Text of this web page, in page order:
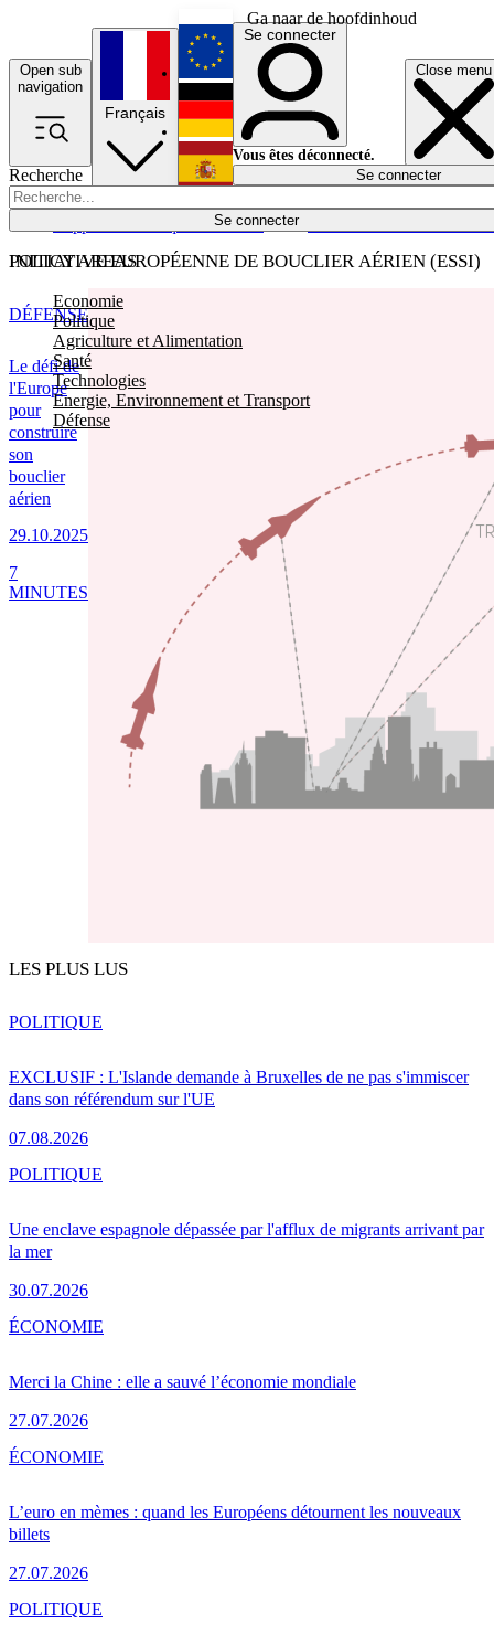
Ga naar de hoofdinhoud
Open sub
navigation
Close menu
Recherche
Se connecter
POLICY AREAS
Economie
Politique
Agriculture et Alimentation
Santé
Technologies
Energie, Environnement et Transport
Défense
Économie
Français
English
Deutsch
Español
Se connecter
Vous êtes déconnecté.
Se connecter
INITIATIVE EUROPÉENNE DE BOUCLIER AÉRIEN (ESSI)
Le défi de
l'Europe
pour
construire
son
bouclier
aérien
29.10.2025
DÉFENSE
7
MINUTES
LES PLUS LUS
EXCLUSIF : L'Islande demande à Bruxelles de ne pas s'immiscer
dans son référendum sur l'UE
07.08.2026
POLITIQUE
Une enclave espagnole dépassée par l'afflux de migrants arrivant par
la mer
30.07.2026
POLITIQUE
Merci la Chine : elle a sauvé l’économie mondiale
27.07.2026
ÉCONOMIE
L’euro en mèmes : quand les Européens détournent les nouveaux
billets
27.07.2026
ÉCONOMIE
POLITIQUE